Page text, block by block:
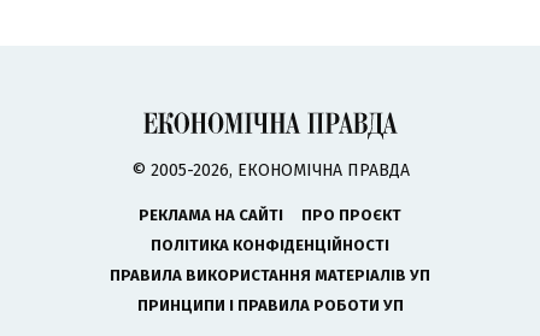
© 2005-2026, ЕКОНОМІЧНА ПРАВДА
РЕКЛАМА НА САЙТІ
ПРО ПРОЄКТ
ПОЛІТИКА КОНФІДЕНЦІЙНОСТІ
ПРАВИЛА ВИКОРИСТАННЯ МАТЕРІАЛІВ УП
ПРИНЦИПИ І ПРАВИЛА РОБОТИ УП